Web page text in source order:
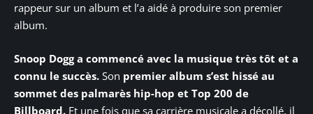
rappeur sur un album et l’a aidé à produire son premier
album.
Snoop Dogg a commencé avec la musique très tôt et a
connu le succès. Son premier album s’est hissé au
sommet des palmarès hip-hop et Top 200 de
Billboard. Et une fois que sa carrière musicale a décollé, il